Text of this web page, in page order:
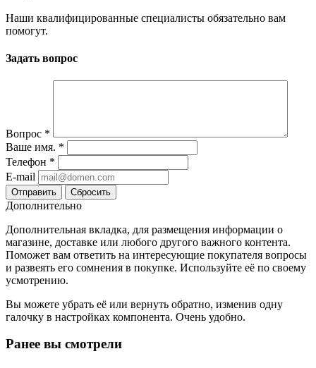
Наши квалифицированные специалисты обязательно вам
помогут.
Задать вопрос
Вопрос *
Ваше имя. *
Телефон *
E-mail
Сбросить
Дополнительно
Дополнительная вкладка, для размещения информации о
магазине, доставке или любого другого важного контента.
Поможет вам ответить на интересующие покупателя вопросы
и развеять его сомнения в покупке. Используйте её по своему
усмотрению.
Вы можете убрать её или вернуть обратно, изменив одну
галочку в настройках компонента. Очень удобно.
Ранее вы смотрели